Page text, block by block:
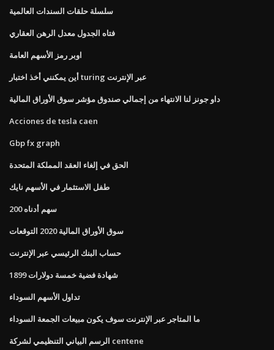
سلسلة حلقات السندات العالمية
فتاه الجدول معدل الرهن العقاري
اوبر رمز الأسهم العامة
أين يمكنني أخذ اختبار turing عبر الإنترنت
داو جونز لنا الانتهاء من إجمالي صندوق مؤشر سوق الأوراق المالية
Acciones de tesla caen
Gbp fx graph
الحق في إلغاء العقد المملكة المتحدة
طفل الاستثمار في الأسهم نايك
200 سهم أدناه
سوق الأوراق المالية 2020 التوقعات
حساب البنك الرئيسي عبر الإنترنت
شهادة فضية خمسة دولارات 1899
تداول الأسهم السوداء
ما المتاجر عبر الإنترنت سوف يكون مبيعات الجمعة السوداء
الرسم البياني التنظيمي لشركة centene